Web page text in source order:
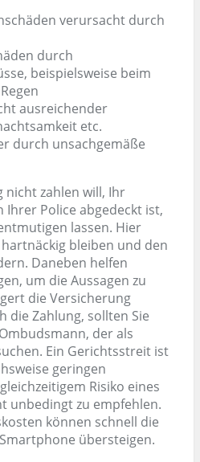
verursacht durch
durch
beispielsweise beim
ausreichender
etc.
durch unsachgemäße
nicht zahlen will, Ihr
Ihrer Police abgedeckt ist,
lassen. Hier
bleiben und den
Daneben helfen
um die Aussagen zu
die Versicherung
die Zahlung, sollten Sie
der als
Ein Gerichtsstreit ist
geringen
Risiko eines
unbedingt zu empfehlen.
können schnell die
übersteigen.